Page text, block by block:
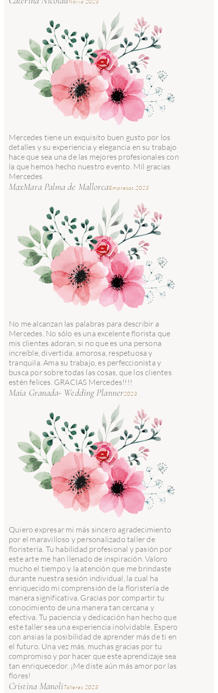
Mercedes tiene un exquisito buen gusto por los
detalles y su experiencia y elegancia en su trabajo
hace que sea una de las mejores profesionales con
la que hemos hecho nuestro evento. Mil gracias
Mercedes
MaxMara Palma de MallorcaEmpresas 2023
No me alcanzan las palabras para describir a
Mercedes. No sólo es una excelente florista que
mis clientes adoran, si no que es una persona
increíble, divertida, amorosa, respetuosa y
tranquila. Ama su trabajo, es perfeccionista y
busca por sobre todas las cosas, que los clientes
estén felices. GRACIAS Mercedes!!!!
Maia Granada- Wedding Planner2023
Quiero expresar mi más sincero agradecimiento
por el maravilloso y personalizado taller de
floristería. Tu habilidad profesional y pasión por
este arte me han llenado de inspiración. Valoro
mucho el tiempo y la atención que me brindaste
durante nuestra sesión individual, la cual ha
enriquecido mi comprensión de la floristería de
manera significativa. Gracias por compartir tu
conocimiento de una manera tan cercana y
efectiva. Tu paciencia y dedicación han hecho que
este taller sea una experiencia inolvidable. Espero
con ansias la posibilidad de aprender más de ti en
el futuro. Una vez más, muchas gracias por tu
compromiso y por hacer que este aprendizaje sea
tan enriquecedor. ¡Me diste aún más amor por las
flores!
Cristina ManoliTalleres 2023